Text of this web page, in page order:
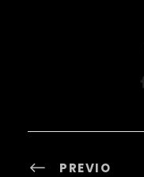
PREVIO